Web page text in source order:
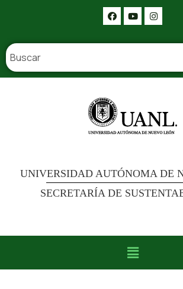
UNIVERSIDAD AUTÓNOMA DE
SECRETARÍA DE